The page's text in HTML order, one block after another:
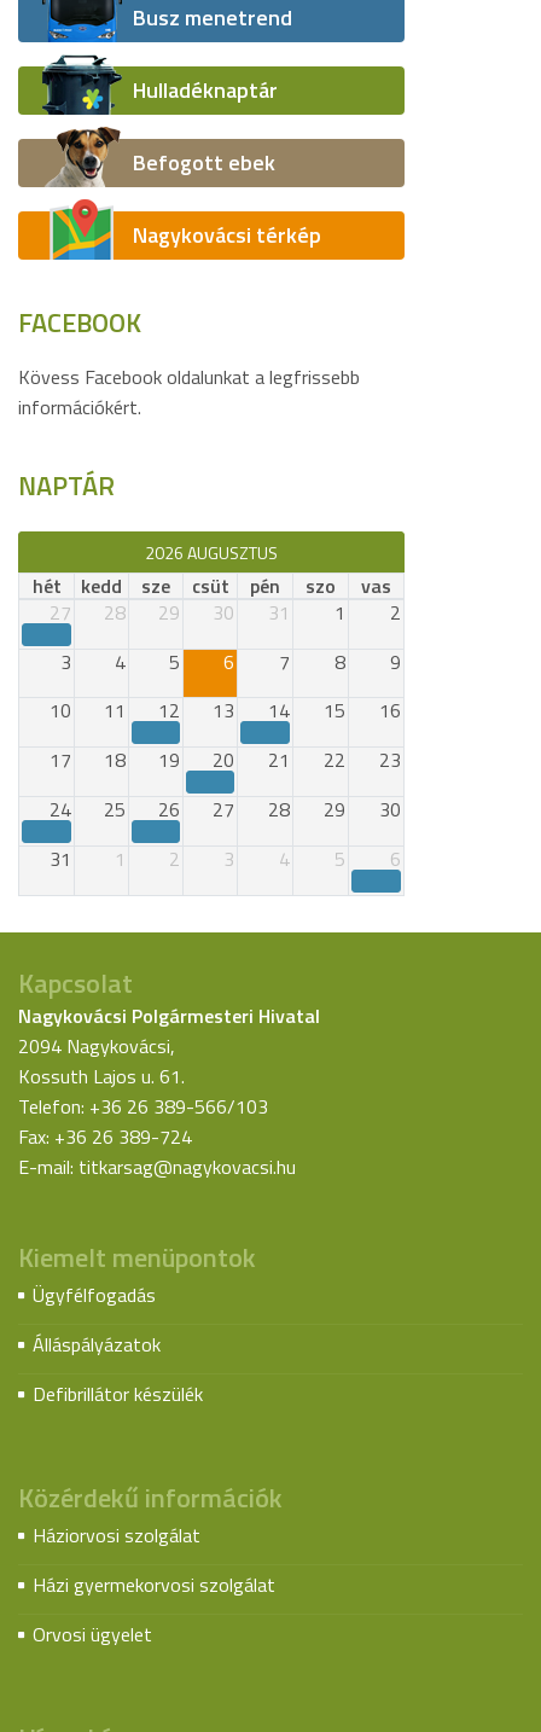
Busz menetrend
Hulladéknaptár
Befogott ebek
Nagykovácsi térkép
FACEBOOK
Kövess Facebook oldalunkat a legfrissebb
információkért.
NAPTÁR
2026 AUGUSZTUS
hét kedd sze csüt pén szo
vas
27
28 29 30 31 1
2
3
4 5 6 7 8
9
10
11 12 13 14 15
16
17
18 19 20 21 22
23
24
25 26 27 28 29
30
31
1 2 3 4 5 6
Kapcsolat
Nagykovácsi Polgármesteri Hivatal
2094 Nagykovácsi,
Kossuth Lajos u. 61.
Telefon: +36 26 389-566/103
Fax: +36 26 389-724
E-mail: titkarsag@nagykovacsi.hu
Kiemelt menüpontok
Ügyfélfogadás
Álláspályázatok
Defibrillátor készülék
Közérdekű információk
Háziorvosi szolgálat
Házi gyermekorvosi szolgálat
Orvosi ügyelet